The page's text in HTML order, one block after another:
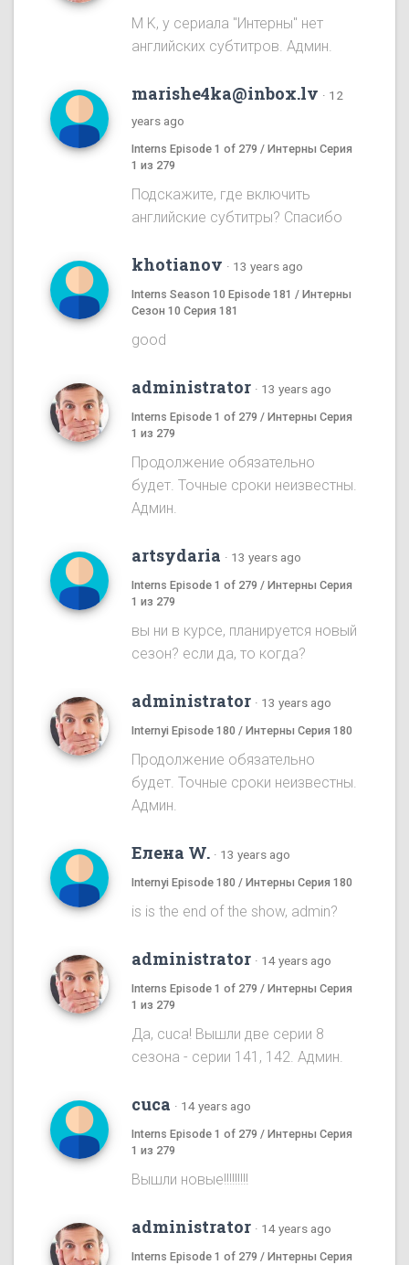
M K, у сериала "Интерны" нет
английских субтитров. Админ.
marishe4ka@inbox.lv · 12
years ago
Interns Episode 1 of 279 / Интерны Серия
1 из 279
Подскажите, где включить
английские субтитры? Спасибо
khotianov · 13 years ago
Interns Season 10 Episode 181 / Интерны
Сезон 10 Серия 181
good
administrator · 13 years ago
Interns Episode 1 of 279 / Интерны Серия
1 из 279
Продолжение обязательно
будет. Точные сроки неизвестны.
Админ.
artsydaria · 13 years ago
Interns Episode 1 of 279 / Интерны Серия
1 из 279
вы ни в курсе, планируется новый
сезон? если да, то когда?
administrator · 13 years ago
Internyi Episode 180 / Интерны Серия 180
Продолжение обязательно
будет. Точные сроки неизвестны.
Админ.
Елена W. · 13 years ago
Internyi Episode 180 / Интерны Серия 180
is is the end of the show, admin?
administrator · 14 years ago
Interns Episode 1 of 279 / Интерны Серия
1 из 279
Да, cuca! Вышли две серии 8
сезона - серии 141, 142. Админ.
cuca · 14 years ago
Interns Episode 1 of 279 / Интерны Серия
1 из 279
Вышли новые!!!!!!!!!
administrator · 14 years ago
Interns Episode 1 of 279 / Интерны Серия